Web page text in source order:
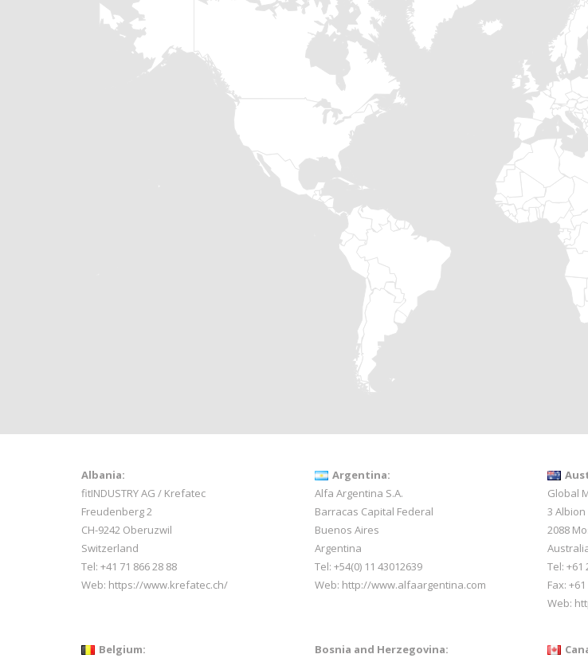
Albania:
fitINDUSTRY AG / Krefatec
Freudenberg 2
CH-9242 Oberuzwil
Switzerland
Tel: +41 71 866 28 88
Web: https://www.krefatec.ch/
Argentina:
Alfa Argentina S.A.
Barracas Capital Federal
Buenos Aires
Argentina
Tel: +54(0) 11 43012639
Web: http://www.alfaargentina.com
Global
3 Albion
2088
Tel: +61
Fax:
Web:
Belgium:
Bosnia and Herzegovina: